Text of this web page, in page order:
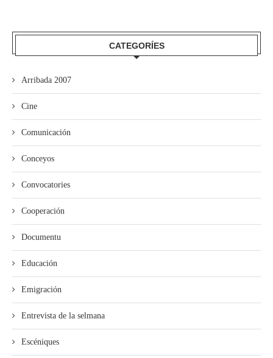
CATEGORÍES
Arribada 2007
Cine
Comunicación
Conceyos
Convocatories
Cooperación
Documentu
Educación
Emigración
Entrevista de la selmana
Escéniques